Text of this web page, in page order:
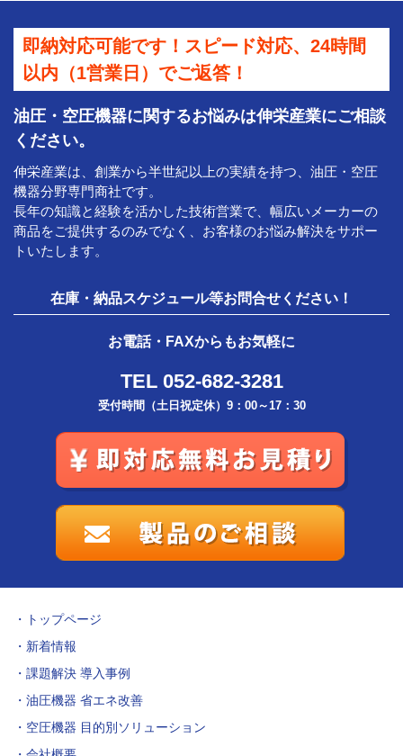
即納対応可能です！スピード対応、24時間
以内（1営業日）でご返答！
油圧・空圧機器に関するお悩みは伸栄産業にご相談
ください。
伸栄産業は、創業から半世紀以上の実績を持つ、油圧・空圧
機器分野専門商社です。
長年の知識と経験を活かした技術営業で、幅広いメーカーの
商品をご提供するのみでなく、お客様のお悩み解決をサポー
トいたします。
在庫・納品スケジュール等お問合せください！
お電話・FAXからもお気軽に
TEL 052-682-3281
受付時間（土日祝定休）9：00～17：30
トップページ
新着情報
課題解決 導入事例
油圧機器 省エネ改善
空圧機器 目的別ソリューション